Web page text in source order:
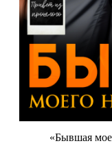
«Бывшая